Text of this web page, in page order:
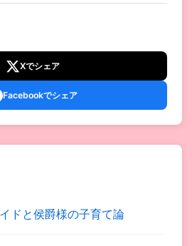
Xでシェア
Facebookでシェア
ドと侯爵様の子育て論